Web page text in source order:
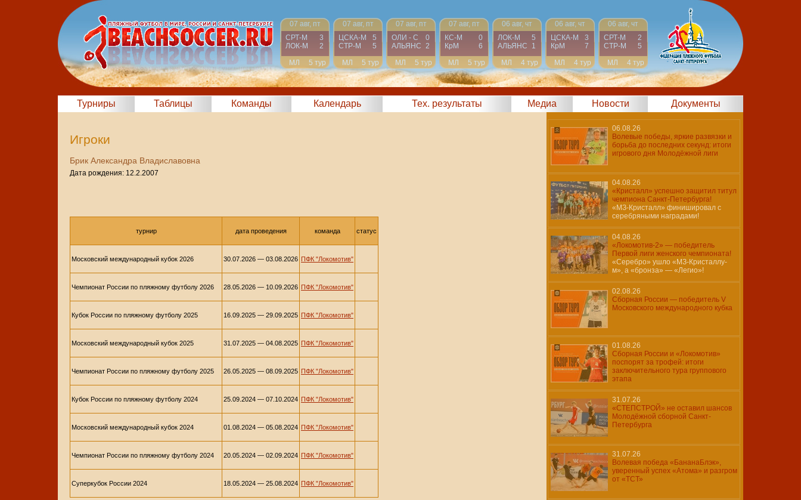
07 авг, пт
СРТ-М
3
ЛОК-М
2
МЛ
5 тур
07 авг, пт
ЦСКА-М
5
СТР-М
5
МЛ
5 тур
07 авг, пт
ОЛИ - С
0
АЛЬЯНС 2
МЛ
5 тур
07 авг, пт
КС-М
0
КрМ
6
МЛ
5 тур
06 авг, чт
ЛОК-М
5
АЛЬЯНС
1
МЛ
4 тур
06 авг, чт
ЦСКА-М
3
КрМ
7
МЛ
4 тур
06 авг, чт
СРТ-М
2
СТР-М
5
МЛ
4 тур
Турниры Таблицы Команды Календарь Тех. результаты Медиа Новости Документы
Игроки
Брик Александра Владиславовна
Дата рождения: 12.2.2007
турнир дата проведения команда статус
Московский международный кубок 2026 30.07.2026 — 03.08.2026 ПФК "Локомотив"
Чемпионат России по пляжному футболу 2026 28.05.2026 — 10.09.2026 ПФК "Локомотив"
Кубок России по пляжному футболу 2025 16.09.2025 — 29.09.2025 ПФК "Локомотив"
Московский международный кубок 2025 31.07.2025 — 04.08.2025 ПФК "Локомотив"
Чемпионат России по пляжному футболу 2025 26.05.2025 — 08.09.2025 ПФК "Локомотив"
Кубок России по пляжному футболу 2024 25.09.2024 — 07.10.2024 ПФК "Локомотив"
Московский международный кубок 2024 01.08.2024 — 05.08.2024 ПФК "Локомотив"
Чемпионат России по пляжному футболу 2024 20.05.2024 — 02.09.2024 ПФК "Локомотив"
Суперкубок России 2024 18.05.2024 — 25.08.2024 ПФК "Локомотив"
06.08.26
Волевые победы, яркие развязки и
борьба до последних секунд: итоги
игрового дня Молодёжной лиги
04.08.26
«Кристалл» успешно защитил титул
чемпиона Санкт-Петербурга!
«МЗ-Кристалл» финишировал с
серебряными наградами!
04.08.26
«Локомотив-2» — победитель
Первой лиги женского чемпионата!
«Серебро» ушло «МЗ-Кристаллу-
м», а «бронза» — «Легио»!
02.08.26
Сборная России — победитель V
Московского международного кубка
01.08.26
Сборная России и «Локомотив»
поспорят за трофей: итоги
заключительного тура группового
этапа
31.07.26
«СТЕПСТРОЙ» не оставил шансов
Молодёжной сборной Санкт-
Петербурга
31.07.26
Волевая победа «БананаБлэк»,
уверенный успех «Атома» и разгром
от «ТСТ»